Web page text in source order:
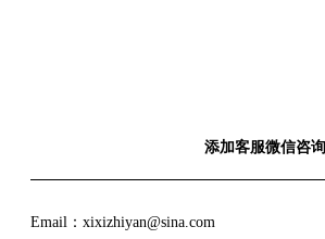
添加客服微信咨询
Email：xixizhiyan@sina.com